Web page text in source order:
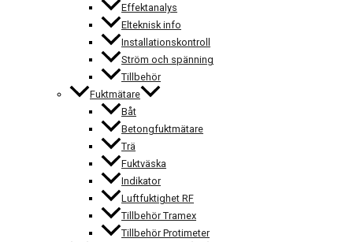
Effektanalys
Elteknisk info
Installationskontroll
Ström och spänning
Tillbehör
Fuktmätare
Båt
Betongfuktmätare
Trä
Fuktväska
Indikator
Luftfuktighet RF
Tillbehör Tramex
Tillbehör Protimeter